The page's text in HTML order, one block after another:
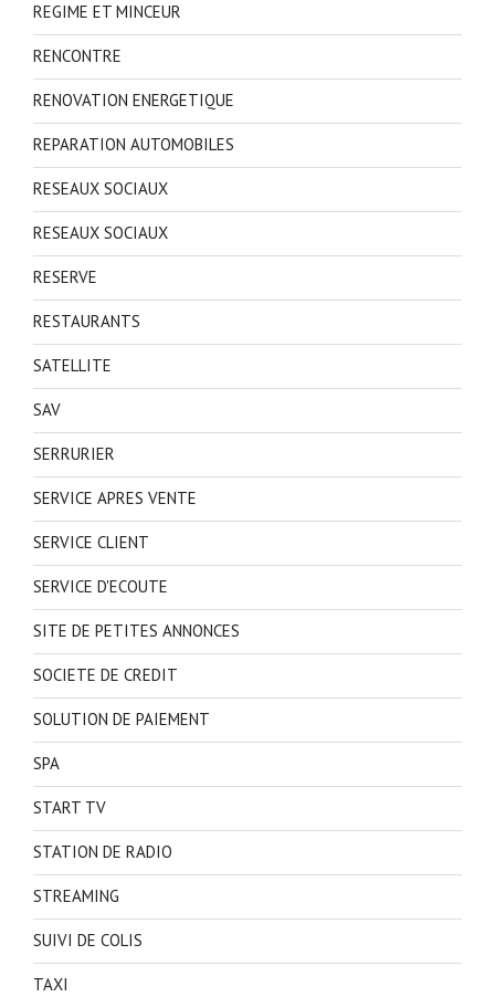
REGIME ET MINCEUR
RENCONTRE
RENOVATION ENERGETIQUE
REPARATION AUTOMOBILES
RESEAUX SOCIAUX
RESEAUX SOCIAUX
RESERVE
RESTAURANTS
SATELLITE
SAV
SERRURIER
SERVICE APRES VENTE
SERVICE CLIENT
SERVICE D'ECOUTE
SITE DE PETITES ANNONCES
SOCIETE DE CREDIT
SOLUTION DE PAIEMENT
SPA
START TV
STATION DE RADIO
STREAMING
SUIVI DE COLIS
TAXI